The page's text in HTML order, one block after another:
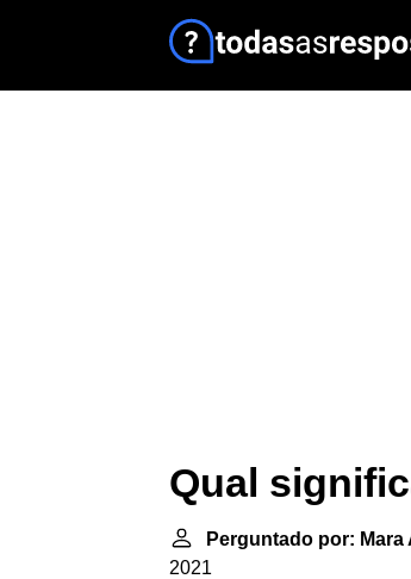
Qual
Perguntado por:
2021